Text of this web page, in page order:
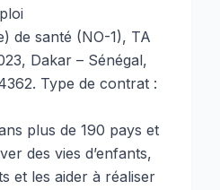
de santé (NO-1), TA
Dakar – Sénégal,
Type de contrat :
plus de 190 pays et
des vies d’enfants,
et les aider à réaliser